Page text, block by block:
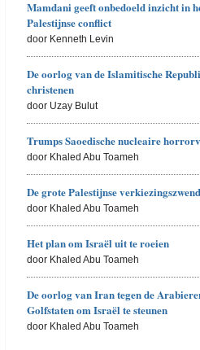
Mamdani geeft onbedoeld inzicht in
Palestijnse conflict
door Kenneth Levin
De oorlog van de Islamitische
christenen
door Uzay Bulut
Trumps Saoedische nucleaire
door Khaled Abu Toameh
De grote Palestijnse
door Khaled Abu Toameh
Het plan om Israël uit te roeien
door Khaled Abu Toameh
De oorlog van Iran tegen de
Golfstaten om Israël te steunen
door Khaled Abu Toameh